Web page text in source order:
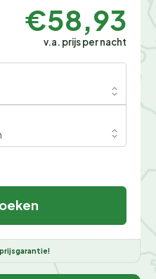
€58,93
v.a. prijs per nacht